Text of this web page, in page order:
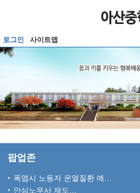
로그인 사이트맵
팝업존
안심노무사 제도 홍보
폭염시 노동자 온열질환 예방수칙